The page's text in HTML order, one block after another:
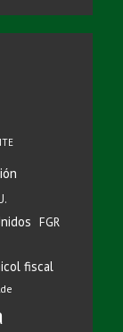
FGR
fiscal